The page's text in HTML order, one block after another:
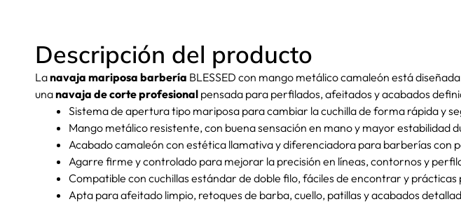
Descripción del producto
Lanavaja mariposa barbería BLESSED con mango metálico camaleón está
unanavaja de corte profesional pensada para perfilados, afeitados y acabados
Sistema de apertura tipo mariposa para cambiar la cuchilla de forma rápida y
Mango metálico resistente, con buena sensación en mano y mayor estabilidad
Acabado camaleón con estética llamativa y diferenciadora para barberías con
Agarre firme y controlado para mejorar la precisión en líneas, contornos y
Compatible con cuchillas estándar de doble filo, fáciles de encontrar y prácticas
Apta para afeitado limpio, retoques de barba, cuello, patillas y acabados